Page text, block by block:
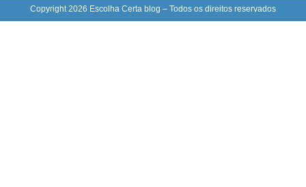
Copyright 2026 Escolha Certa blog – Todos os direitos reservados